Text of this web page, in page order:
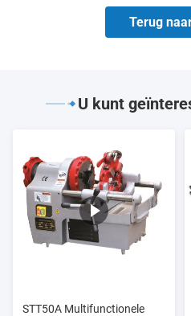
Terug
U kunt
STT50A Multifunctionele